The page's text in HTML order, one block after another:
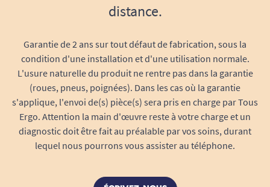
de l’acier inoxydable garantit
les plus consistants.
Évite l’isolement alimentaire: Adapté à la
vie quotidienne en famille, à l’hôpital ou en
EHPAD, ce set encourage chacun à manger
avec plaisir et confiance, sans
stigmatisation.
Résumé des atouts principaux du set
Sure Grip
4 pièces inclusespour répondre à tous les
distance.
Garantie de 2 ans sur tout défaut de fabrication, sous la
condition d'une installation et d'une utilisation normale.
L'usure naturelle du produit ne rentre pas dans la garantie
(roues, pneus, poignées). Dans les cas où la garantie
s'applique, l'envoi de(s) pièce(s) sera pris en charge par Tous
Ergo. Attention la main d'œuvre reste à votre charge et un
diagnostic doit être fait au préalable par vos soins, durant
lequel nous pourrons vous assister au téléphone.